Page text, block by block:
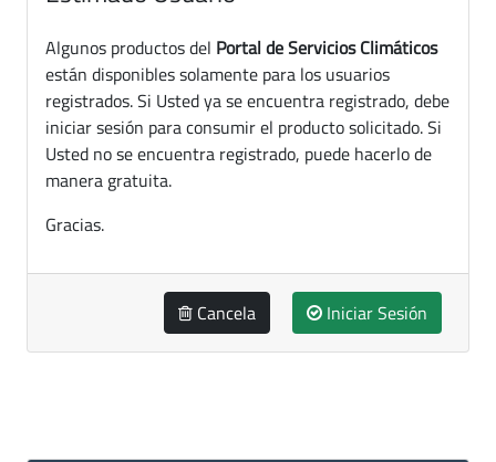
Algunos productos del Portal de Servicios Climáticos
están disponibles solamente para los usuarios
registrados. Si Usted ya se encuentra registrado, debe
iniciar sesión para consumir el producto solicitado. Si
Usted no se encuentra registrado, puede hacerlo de
manera gratuita.
Gracias.
Cancela Iniciar Sesión